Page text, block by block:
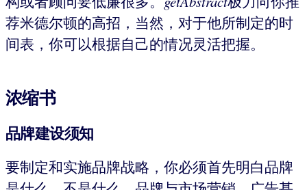
荐米德尔顿的高招，当然，对于他所制定的时
间表，你可以根据自己的情况灵活把握。
浓缩书
品牌建设须知
要制定和实施品牌战略，你必须首先明白品牌